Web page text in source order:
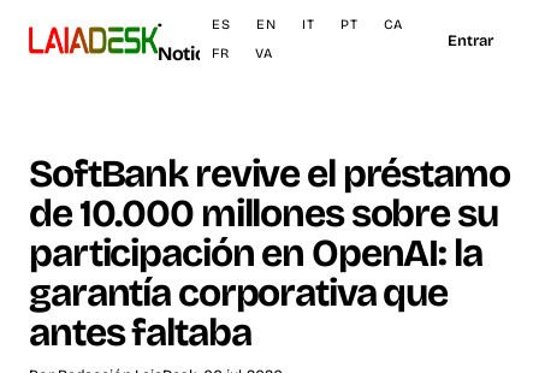
·
Noticias
ES EN IT PT
CA
FR
VA
Entrar
SoftBank revive el préstamo
de 10.000 millones sobre su
participación en OpenAI: la
garantía corporativa que
antes faltaba